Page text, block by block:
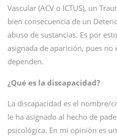
Vascular (ACV o ICTUS), un
bien consecuencia de un
abuso de sustancias. Es por
asignada de aparición, pues no
dependen.
¿Qué es la discapacidad?
La discapacidad es el nombre/
le ha asignado al hecho de
psicológica. En mi opinión es